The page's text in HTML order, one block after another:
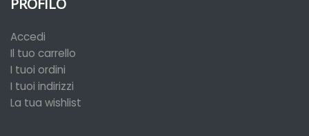
PROFILO
Accedi
Il tuo carrello
I tuoi ordini
I tuoi indirizzi
La tua wishlist